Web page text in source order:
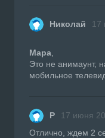
Николай 17
Mapa
Это не анимаунт,
мобильное
Р 17 июня
Отлично, ждем 2